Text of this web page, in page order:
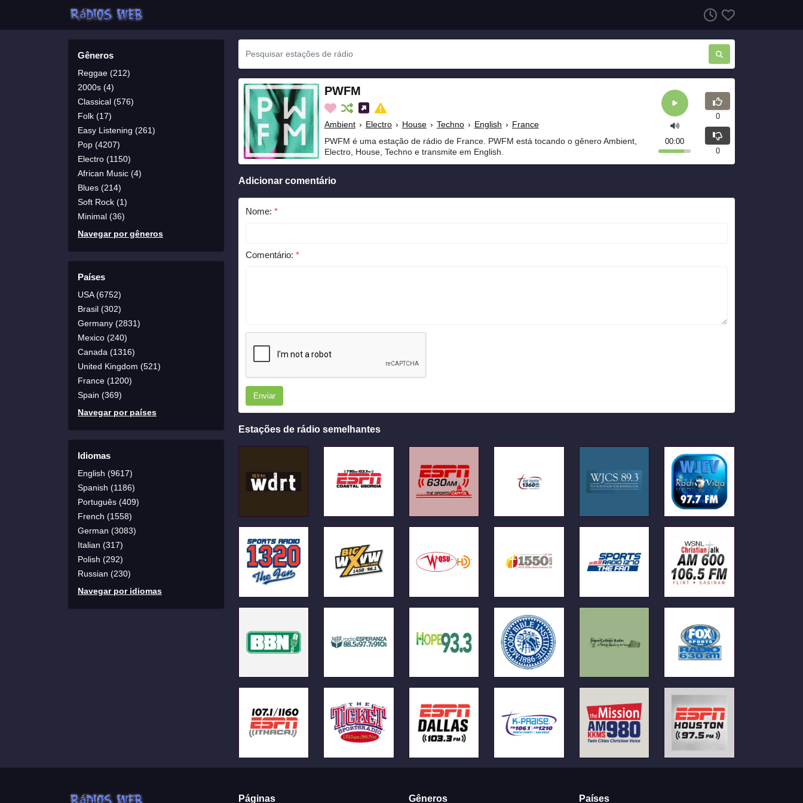
Gêneros
Reggae (212)
2000s (4)
Classical (576)
Folk (17)
Easy Listening (261)
Pop (4207)
Electro (1150)
African Music (4)
Blues (214)
Soft Rock (1)
Minimal (36)
Navegar por gêneros
Países
USA (6752)
Brasil (302)
Germany (2831)
Mexico (240)
Canada (1316)
United Kingdom (521)
France (1200)
Spain (369)
Navegar por países
Idiomas
English (9617)
Spanish (1186)
Português (409)
French (1558)
German (3083)
Italian (317)
Polish (292)
Russian (230)
Navegar por idiomas
PWFM
Ambient › Electro › House › Techno › English › France
PWFM é uma estação de rádio de France. PWFM está tocando o gênero Ambient,
Electro, House, Techno e transmite em English.
00:00
0
0
Adicionar comentário
Nome: *
Comentário: *
Enviar
Estações de rádio semelhantes
Páginas Gêneros Países